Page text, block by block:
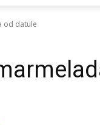
od datule